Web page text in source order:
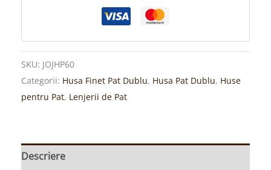
SKU: JOJHP60
Categorii: Husa Finet Pat Dublu, Husa Pat Dublu, Huse
pentru Pat, Lenjerii de Pat
Descriere